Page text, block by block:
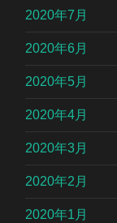
2020年7月
2020年6月
2020年5月
2020年4月
2020年3月
2020年2月
2020年1月